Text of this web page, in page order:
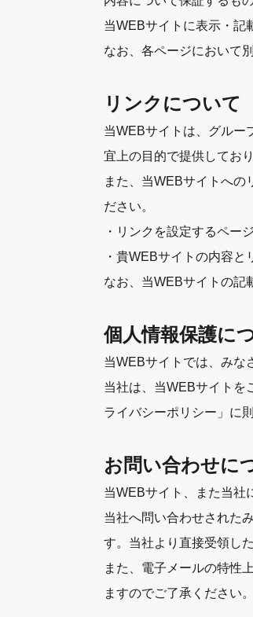
当WEBサイトに表示・記
なお、各ページにおいて
リンクについて
当WEBサイトは、グルー
宜上の目的で提供してお
また、当WEBサイトへの
ださい。
・リンクを設定するペー
・貴WEBサイトの内容と
なお、当WEBサイトの記
個人情報保護に
当WEBサイトでは、みな
当社は、当WEBサイトを
ライバシーポリシー」に
お問い合わせに
当WEBサイト、また当社
当社へ問い合わせされた
す。当社より直接受領し
また、電子メールの特性
ますのでご了承ください。